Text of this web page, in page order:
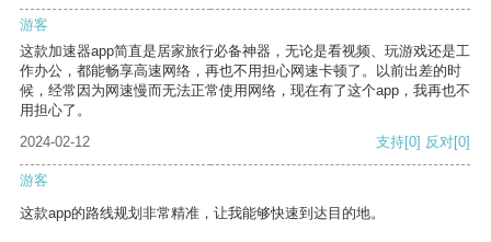
游客
这款加速器app简直是居家旅行必备神器，无论是看视频、玩游戏还是工
作办公，都能畅享高速网络，再也不用担心网速卡顿了。以前出差的时
候，经常因为网速慢而无法正常使用网络，现在有了这个app，我再也不
用担心了。
2024-02-12
支持[0] 反对[0]
游客
这款app的路线规划非常精准，让我能够快速到达目的地。